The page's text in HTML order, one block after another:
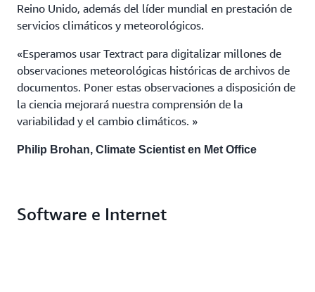
Reino Unido, además del líder mundial en prestación de
servicios climáticos y meteorológicos.
«Esperamos usar Textract para digitalizar millones de
observaciones meteorológicas históricas de archivos de
documentos. Poner estas observaciones a disposición de
la ciencia mejorará nuestra comprensión de la
variabilidad y el cambio climáticos. »
Philip Brohan, Climate Scientist en Met Office
Software e Internet